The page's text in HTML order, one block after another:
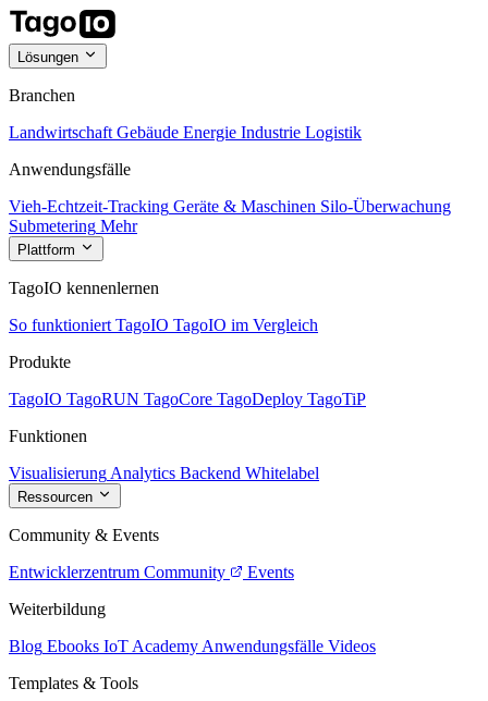
Lösungen
Branchen
Landwirtschaft Gebäude Energie Industrie Logistik
Anwendungsfälle
Vieh-Echtzeit-Tracking Geräte & Maschinen Silo-Überwachung
Submetering Mehr
Plattform
TagoIO kennenlernen
So funktioniert TagoIO TagoIO im Vergleich
Produkte
TagoIO TagoRUN TagoCore TagoDeploy TagoTiP
Funktionen
Visualisierung Analytics Backend Whitelabel
Ressourcen
Community & Events
Entwicklerzentrum Community
Events
Weiterbildung
Blog Ebooks IoT Academy Anwendungsfälle Videos
Templates & Tools